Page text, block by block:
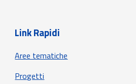
Link Rapidi
Aree tematiche
Progetti